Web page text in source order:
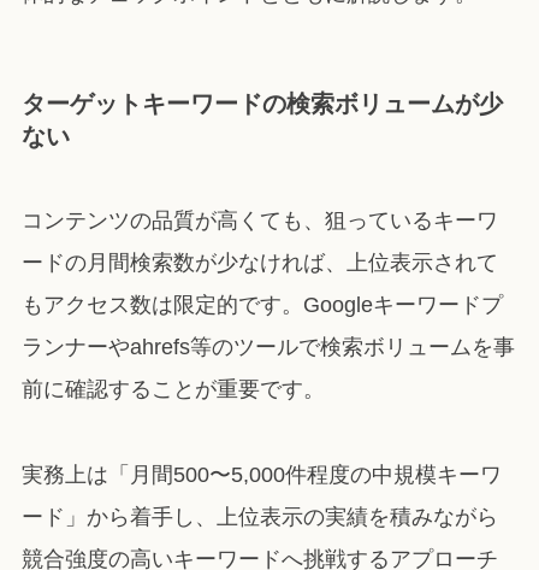
ターゲットキーワードの検索ボリュームが少
ない
コンテンツの品質が高くても、狙っているキーワ
ードの月間検索数が少なければ、上位表示されて
もアクセス数は限定的です。Googleキーワードプ
ランナーやahrefs等のツールで検索ボリュームを事
前に確認することが重要です。
実務上は「月間500〜5,000件程度の中規模キーワ
ード」から着手し、上位表示の実績を積みながら
競合強度の高いキーワードへ挑戦するアプローチ